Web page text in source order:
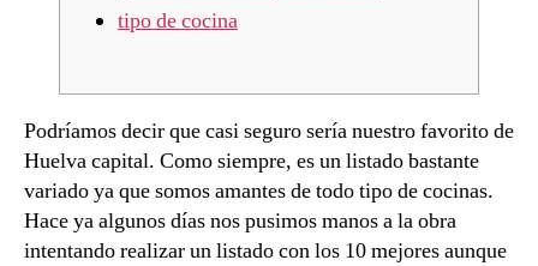
tipo de cocina
Podríamos decir que casi seguro sería nuestro favorito de
Huelva capital. Como siempre, es un listado bastante
variado ya que somos amantes de todo tipo de cocinas.
Hace ya algunos días nos pusimos manos a la obra
intentando realizar un listado con los 10 mejores aunque